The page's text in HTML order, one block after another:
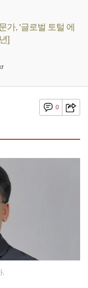
가, '글로벌 토털 에
]
0
.